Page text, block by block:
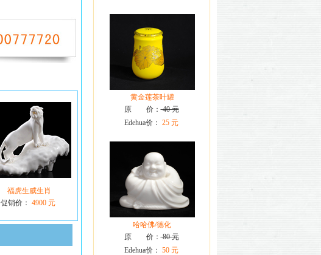
福虎生威生肖
促销价： 4900 元
黄金莲茶叶罐
原 价：40 元
Edehua价： 25 元
哈哈佛/德化
原 价：80 元
Edehua价： 50 元